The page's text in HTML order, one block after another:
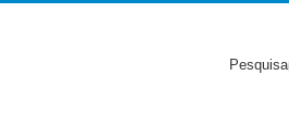
Pesquisa